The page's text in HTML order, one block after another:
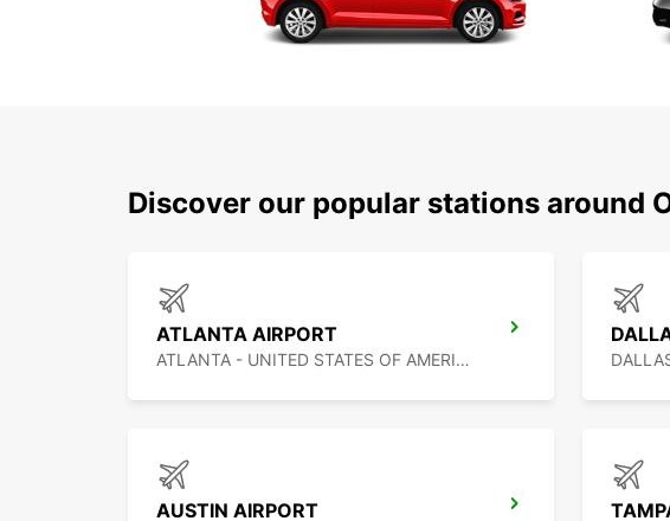
Discover our popular stations around
ATLANTA AIRPORT
ATLANTA - UNITED STATES OF AMERICA
AUSTIN AIRPORT